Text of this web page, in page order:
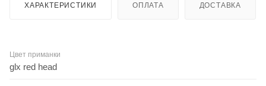
ХАРАКТЕРИСТИКИ ОПЛАТА ДОСТАВКА
Цвет приманки
glx red head